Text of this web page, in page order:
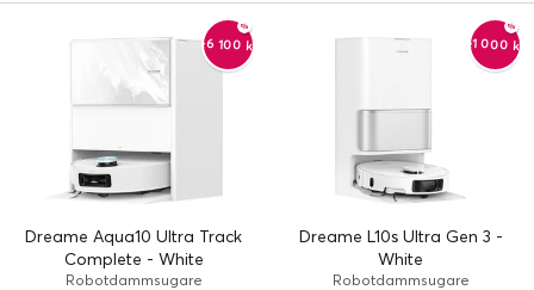
-6 100 kr
Dreame Aqua10 Ultra Track
Complete - White
Robotdammsugare
-1 000 kr
Dreame L10s Ultra Gen 3 -
White
Robotdammsugare